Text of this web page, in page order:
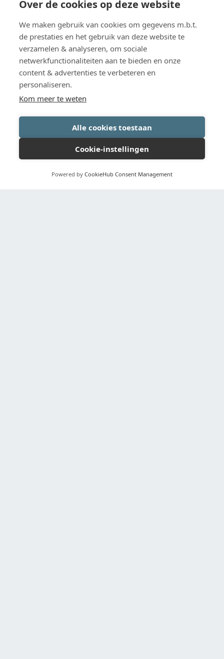
Over de cookies op deze website
We maken gebruik van cookies om gegevens m.b.t.
de prestaties en het gebruik van deze website te
verzamelen & analyseren, om sociale
netwerkfunctionaliteiten aan te bieden en onze
content & advertenties te verbeteren en
personaliseren.
Kom meer te weten
Alle cookies toestaan
Cookie-instellingen
Powered by CookieHub Consent Management